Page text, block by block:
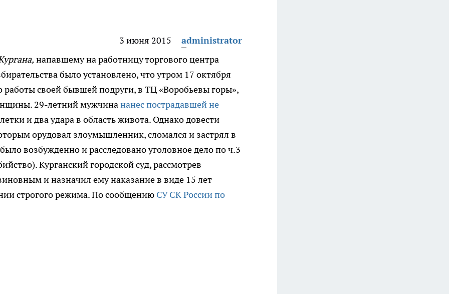
3 июня 2015
administrator
напавшему на работницу торгового центра
было установлено, что утром 17 октября
своей бывшей подруги, в ТЦ «Воробьевы горы»,
29-летний мужчинананес пострадавшей не
и два удара в область живота. Однако довести
орудовал злоумышленник, сломался и застрял в
возбужденно и расследовано уголовное дело по ч.3
Курганский городской суд, рассмотрев
и назначил ему наказание в виде 15 лет
строгого режима. По сообщению СУ СК России по